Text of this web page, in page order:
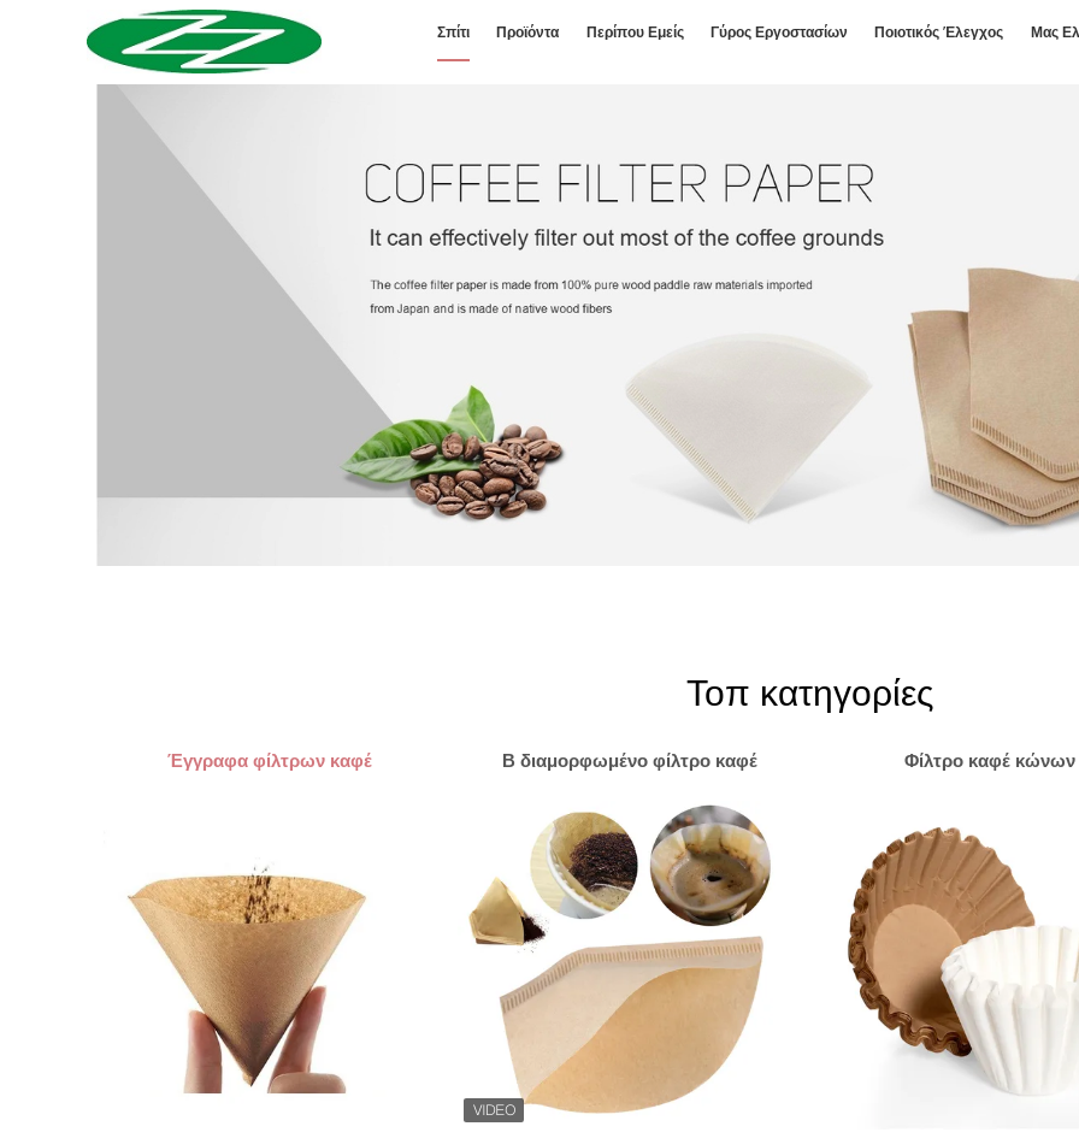
Σπίτι Προϊόντα Περίπου Εμείς Γύρος Εργοστασίων Ποιοτικός Έλεγχος Μας
Τοπ κατηγορίες
Έγγραφα φίλτρων καφέ Β διαμορφωμένο φίλτρο καφέ Φίλτρο καφέ κώνων